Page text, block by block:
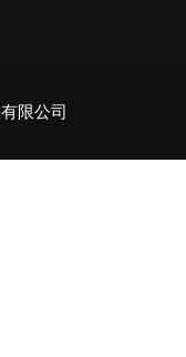
限公司